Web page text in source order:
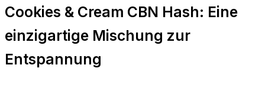
Cookies & Cream CBN Hash: Eine
einzigartige Mischung zur
Entspannung